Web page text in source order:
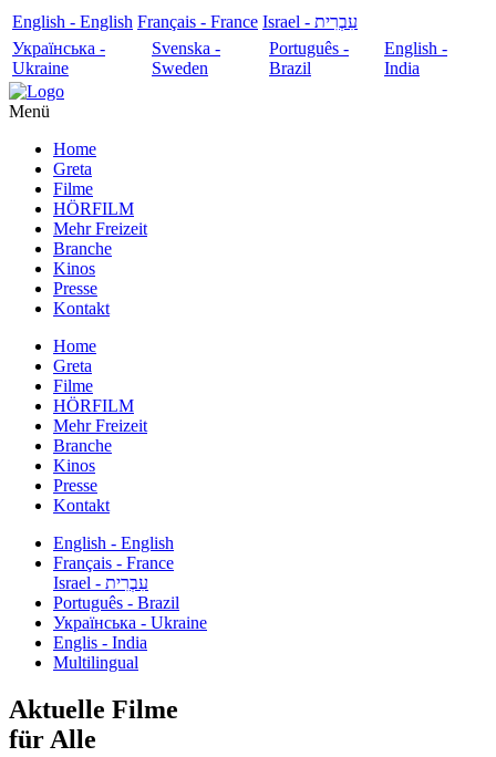
English - English Français - France
עִבְרִית - Israel
Українська -
Ukraine
Svenska -
Sweden
Português -
Brazil
English -
India
Menü
Home
Greta
Filme
HÖRFILM
Mehr Freizeit
Branche
Kinos
Presse
Kontakt
Home
Greta
Filme
HÖRFILM
Mehr Freizeit
Branche
Kinos
Presse
Kontakt
English - English
Français - France
עִבְרִית - Israel
Português - Brazil
Українська - Ukraine
Englis - India
Multilingual
Aktuelle Filme
für Alle